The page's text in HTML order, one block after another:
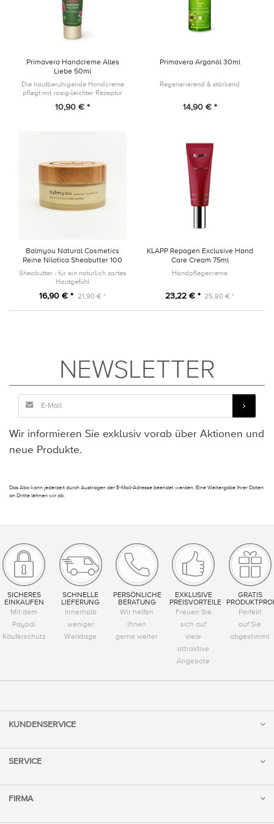
Primavera Handcreme Alles
Liebe 50ml
Die hautberuhigende Handcreme
pflegt mit rosig-leichter Rezeptur
stimmungsaufhebenden Duft Haut,
10,90 € *
Primavera Arganöl 30ml
Regenerierend & stärkend
14,90 € *
Balmyou Natural Cosmetics
Reine Nilotica Sheabutter 100
ml
Sheabutter - für ein natürlich zartes
Hautgefühl
16,90 € * 21,90 € *
KLAPP Repagen Exclusive Hand
Care Cream 75ml
Handpflegecreme
23,22 € * 25,80 € *
NEWSLETTER
Wir informieren Sie exklusiv vorab über Aktionen und
neue Produkte.
Das Abo kann jederzeit durch Austragen der E-Mail-Adresse beendet werden. Eine Weitergabe Ihrer Daten
an Dritte lehnen wir ab.
SICHERES
EINKAUFEN
Mit dem
Paypal
Käuferschutz
SCHNELLE
LIEFERUNG
Innerhalb
weniger
Werktage
PERSÖNLICHE
BERATUNG
Wir helfen
Ihnen
gerne weiter
EXKLUSIVE
PREISVORTEILE
Freuen Sie
sich auf
viele
attraktive
Angebote
GRATIS
Perfekt
auf Sie
abgestimmt
KUNDENSERVICE
SERVICE
FIRMA